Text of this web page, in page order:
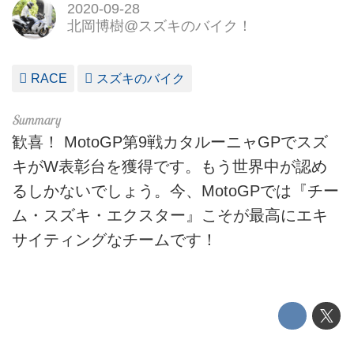
2020-09-28
北岡博樹@スズキのバイク！
RACE スズキのバイク
歓喜！ MotoGP第9戦カタルーニャGPでスズ
キがW表彰台を獲得です。もう世界中が認め
るしかないでしょう。今、MotoGPでは『チー
ム・スズキ・エクスター』こそが最高にエキ
サイティングなチームです！